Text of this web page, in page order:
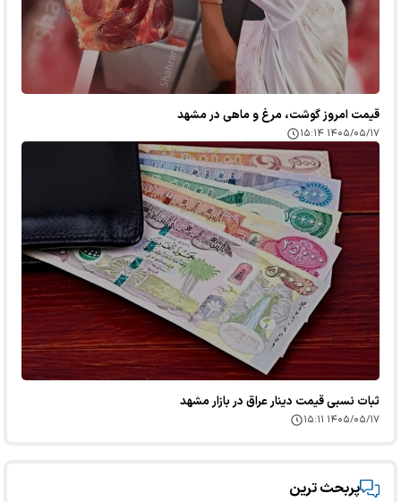
قیمت امروز گوشت، مرغ و ماهی در مشهد
۱۴۰۵/۰۵/۱۷ ۱۵:۱۴
ثبات نسبی قیمت دینار عراق در بازار مشهد
۱۴۰۵/۰۵/۱۷ ۱۵:۱۱
پربحث ترین